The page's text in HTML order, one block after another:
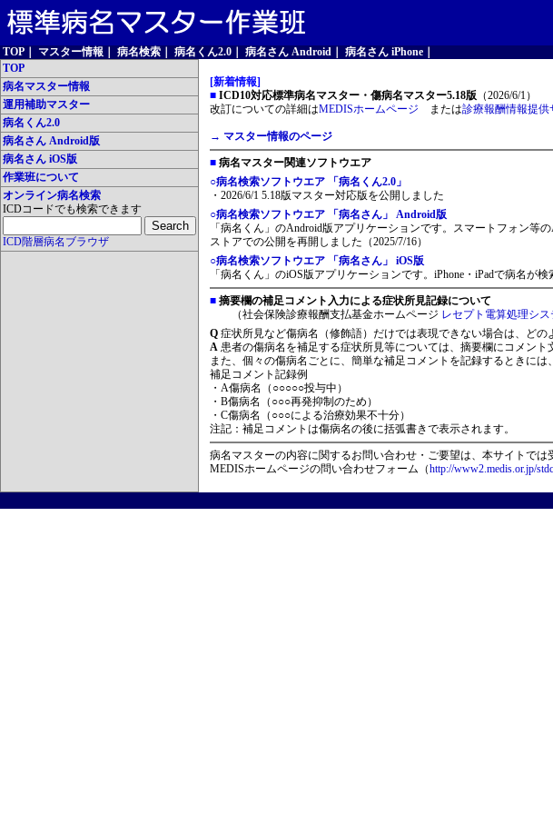
TOP マスター情報 病名検索 病名くん2.0 病名さん Android 病名さん iPhone
TOP
病名マスター情報
運用補助マスター
病名くん2.0
病名さん Android版
病名さん iOS版
作業班について
オンライン病名検索
ICDコードでも検索できます
ICD階層病名ブラウザ
[新着情報]
■ ICD10対応標準病名マスター・傷病名マスター5.18版 （2026/6/1）
改訂についての詳細はMEDISホームページ または診療報酬情報提供
→ マスター情報のページ
■ 病名マスター関連ソフトウエア
○病名検索ソフトウエア 「病名くん2.0」
・2026/6/1 5.18版マスター対応版を公開しました
○病名検索ソフトウエア 「病名さん」 Android版
「病名くん」のAndroid版アプリケーションです。スマートフォン等
ストアでの公開を再開しました（2025/7/16）
○病名検索ソフトウエア 「病名さん」 iOS版
「病名くん」のiOS版アプリケーションです。iPhone・iPadで病名が検
■ 摘要欄の補足コメント入力による症状所見記録について
（社会保険診療報酬支払基金ホームページ レセプト電算処理シ
Q 症状所見など傷病名（修飾語）だけでは表現できない場合は、どの
A 患者の傷病名を補足する症状所見等については、摘要欄にコメント
また、個々の傷病名ごとに、簡単な補足コメントを記録するときに
補足コメント記録例
・A傷病名（○○○○○投与中）
・B傷病名（○○○再発抑制のため）
・C傷病名（○○○による治療効果不十分）
注記：補足コメントは傷病名の後に括弧書きで表示されます。
病名マスターの内容に関するお問い合わせ・ご要望は、本サイトでは
MEDISホームページの問い合わせフォーム（http://www2.medis.or.jp/